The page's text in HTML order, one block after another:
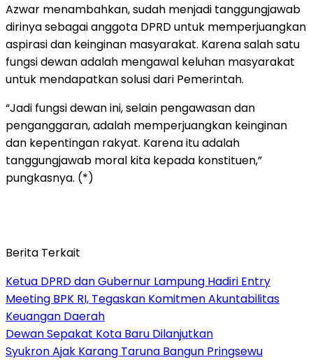
Azwar menambahkan, sudah menjadi tanggungjawab
dirinya sebagai anggota DPRD untuk memperjuangkan
aspirasi dan keinginan masyarakat. Karena salah satu
fungsi dewan adalah mengawal keluhan masyarakat
untuk mendapatkan solusi dari Pemerintah.
“Jadi fungsi dewan ini, selain pengawasan dan
penganggaran, adalah memperjuangkan keinginan
dan kepentingan rakyat. Karena itu adalah
tanggungjawab moral kita kepada konstituen,”
pungkasnya. (*)
Berita Terkait
Ketua DPRD dan Gubernur Lampung Hadiri Entry
Meeting BPK RI, Tegaskan Komitmen Akuntabilitas
Keuangan Daerah
Dewan Sepakat Kota Baru Dilanjutkan
Syukron Ajak Karang Taruna Bangun Pringsewu